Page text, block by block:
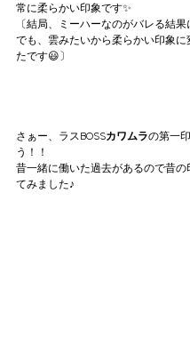
常に柔らかい印象です✨
〔結局、ミーハーなのがバレる結
でも、雲みたいから柔らかい印象に
たです😃〕
さぁー、ラスBOSSカワムラの第一
う！！
昔一緒に働いた過去があるので昔
てみました♪